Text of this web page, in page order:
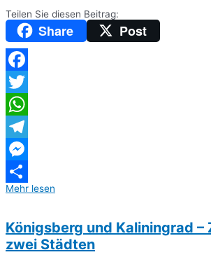
Teilen Sie diesen Beitrag:
Share Post
Facebook
Twitter
WhatsApp
Telegram
Messenger
Teilen
Mehr lesen
Königsberg und Kaliningrad –
zwei Städten